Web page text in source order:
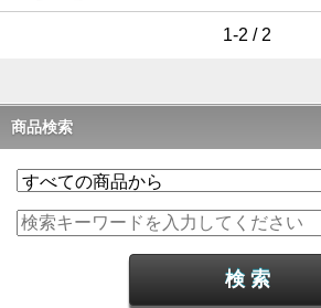
1-2 / 2
商品検索